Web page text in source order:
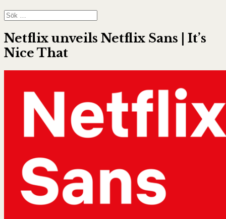
Sök
efter:
Netflix unveils Netflix Sans | It’s
Nice That